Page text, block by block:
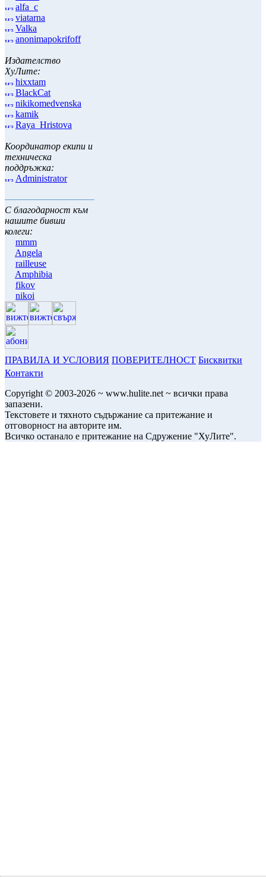
alfa_c
viatarna
Valka
anonimapokrifoff
Издателство
ХуЛите:
hixxtam
BlackCat
nikikomedvenska
kamik
Raya_Hristova
Координатор екипи и
техническа
поддръжка:
Administrator
С благодарност към
нашите бивши
колеги:
mmm
Angela
railleuse
Amphibia
fikov
nikoi
ПРАВИЛА И УСЛОВИЯ ПОВЕРИТЕЛНОСТ Бисквитки
Контакти
Copyright © 2003-2026 ~ www.hulite.net ~ всички права
запазени.
Текстовете и тяхното съдържание са притежание и
отговорност на авторите им.
Всичко останало е притежание на Сдружение "ХуЛите".